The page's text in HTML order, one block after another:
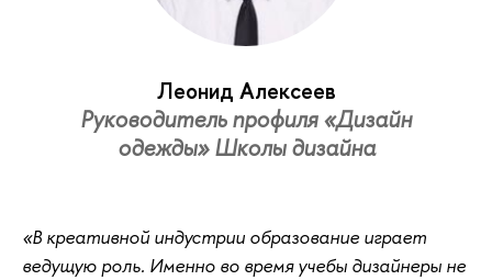
Леонид Алексеев
Руководитель профиля «Дизайн
одежды» Школы дизайна
«В креативной индустрии образование играет
ведущую роль. Именно во время учебы дизайнеры не